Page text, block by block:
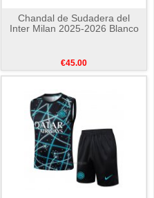
Chandal de Sudadera del
Inter Milan 2025-2026 Blanco
€45.00